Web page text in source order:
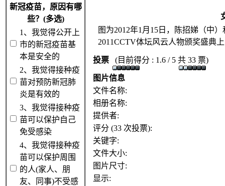
新冠疫苗，原因有哪
些？(多选)
1、我觉得公开上
市的新冠疫苗基
本是安全的
2、我觉得接种疫
苗对预防新冠肺
炎是有效的
3、我觉得接种疫
苗可以保护自己
免受感染
4、我觉得接种疫
苗可以保护周围
的人(家人、朋
友、同事)不受感
图为2012年1月15日，陈招娣（中
2011CCTV体坛风云人物颁奖盛典
投票 (目前得分 : 1.6 / 5 共 33 票)
图片信息
文件名称:
相册名称:
提供者:
评分 (33 次投票):
关键字:
文件大小:
图片尺寸:
显示: